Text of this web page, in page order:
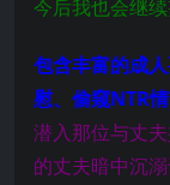
今后我也会继
包含丰富的成
慰、偷窥NTR情
潜入那位与丈
的丈夫暗中沉